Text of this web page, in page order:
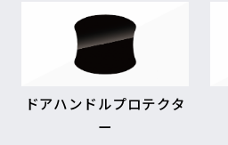
ドアハンドルプロテクタ
ー